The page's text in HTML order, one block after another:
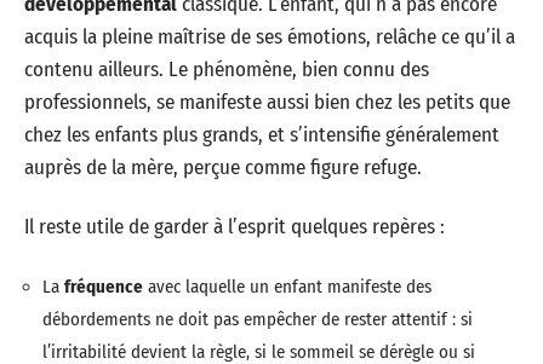
acquis la pleine maîtrise de ses émotions, relâche ce qu’il a
contenu ailleurs. Le phénomène, bien connu des
professionnels, se manifeste aussi bien chez les petits que
chez les enfants plus grands, et s’intensifie généralement
auprès de la mère, perçue comme figure refuge.
Il reste utile de garder à l’esprit quelques repères :
La fréquence avec laquelle un enfant manifeste des
débordements ne doit pas empêcher de rester attentif : si
l’irritabilité devient la règle, si le sommeil se dérègle ou si